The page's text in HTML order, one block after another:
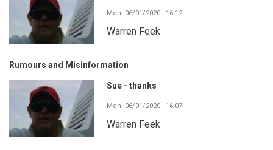
Mon, 06/01/2020 - 16:12
Warren Feek
Rumours and Misinformation
Sue - thanks
Mon, 06/01/2020 - 16:07
Warren Feek